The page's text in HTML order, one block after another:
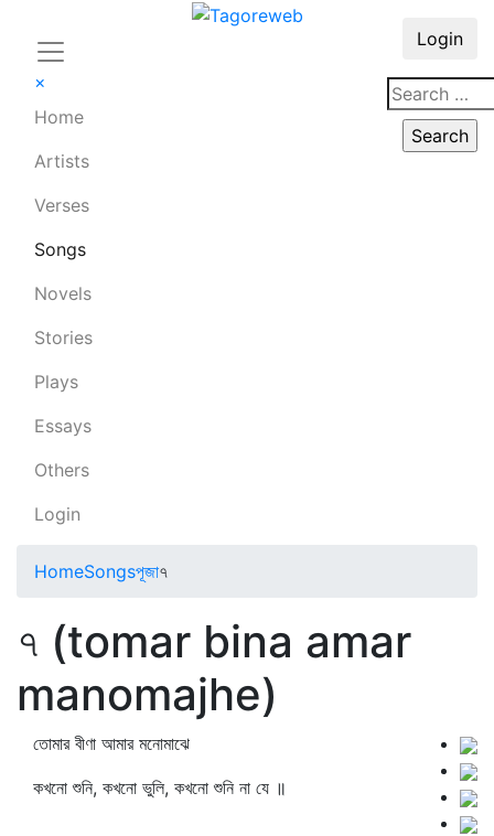
×
Home
Artists
Verses
Songs
Novels
Stories
Plays
Essays
Others
Login
Login
HomeSongsপূজা৭
৭ (tomar bina amar
manomajhe)
তোমার বীণা আমার মনোমাঝে
কখনো শুনি, কখনো ভুলি, কখনো শুনি না যে ॥